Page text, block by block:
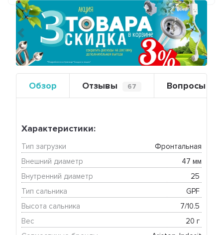
Предыдущий
Обзор Отзывы 67 Вопросы
Характеристики:
Тип загрузки
Фронтальная
Внешний диаметр
47 мм
Внутренний диаметр
25
Тип сальника
GPF
Высота сальника
7/10.5
Вес
20 г